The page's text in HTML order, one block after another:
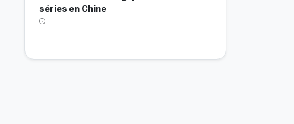
séries en Chine